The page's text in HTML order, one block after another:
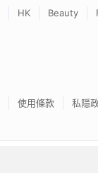
HK Beauty
使用條款 私隱